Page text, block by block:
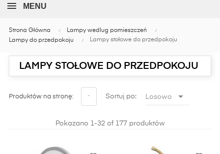
MENU
Strona Główna
Lampy wedlug pomieszczeń
Lampy do przedpokoju
Lampy stołowe do przedpokoju
LAMPY STOŁOWE DO PRZEDPOKOJU
Produktów na stronę: - Sortuj po: Losowo 
Pokazano 1-32 of 177 produktów